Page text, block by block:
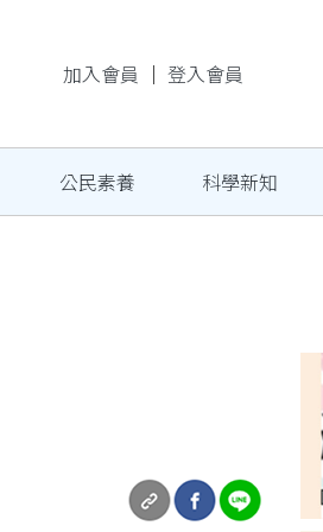
加入會員 ｜ 登入會員
公民素養 科學新知